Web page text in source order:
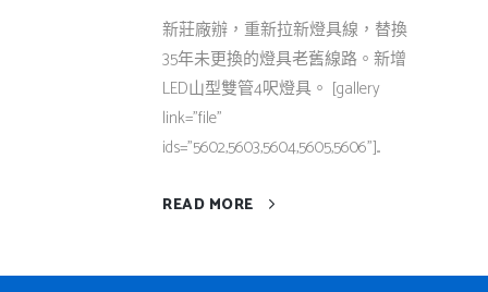
新莊廠辦，重新拉新燈具線，替換
35年未更換的燈具老舊線路。新增
LED山型雙管4呎燈具。 [gallery
link="file"
ids="5602,5603,5604,5605,5606"]...
READ MORE